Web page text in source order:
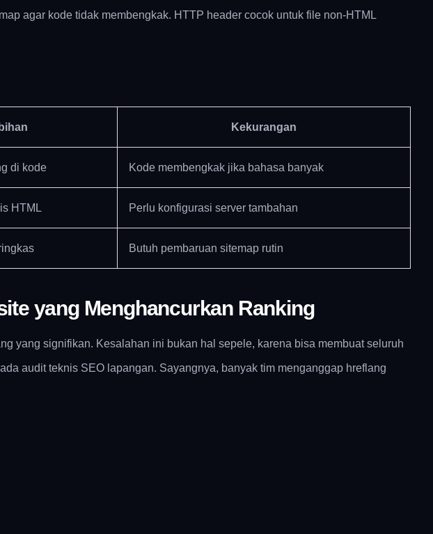
agar kode tidak membengkak. HTTP header cocok untuk file non-HTML
Kekurangan
di kode Kode membengkak jika bahasa banyak
HTML Perlu konfigurasi server tambahan
Butuh pembaruan sitemap rutin
yang Menghancurkan Ranking
yang signifikan. Kesalahan ini bukan hal sepele, karena bisa membuat seluruh
audit teknis SEO lapangan. Sayangnya, banyak tim menganggap hreflang